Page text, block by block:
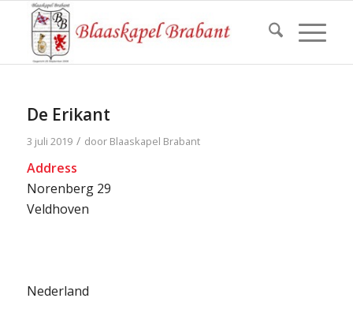
De Erikant
3 juli 2019 / door Blaaskapel Brabant
Address
Norenberg 29
Veldhoven
Nederland